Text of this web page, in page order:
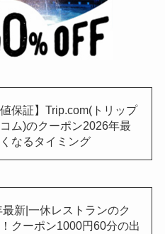
値保証】Trip.com(トリップ
コム)のクーポン2026年最
なるタイミング
新|一休レストランのク
クーポン1000円60分の出